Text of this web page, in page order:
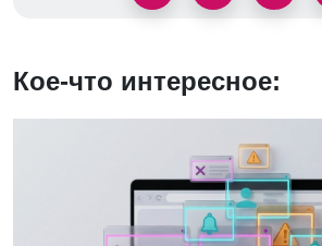
Кое-что интересное: